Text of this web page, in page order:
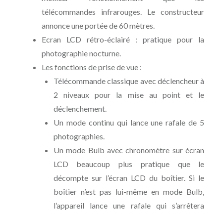
télécommandes infrarouges. Le constructeur
annonce une portée de 60 mètres.
Ecran LCD rétro-éclairé : pratique pour la
photographie nocturne.
Les fonctions de prise de vue :
Télécommande classique avec déclencheur à
2 niveaux pour la mise au point et le
déclenchement.
Un mode continu qui lance une rafale de 5
photographies.
Un mode Bulb avec chronomètre sur écran
LCD beaucoup plus pratique que le
décompte sur l’écran LCD du boîtier. Si le
boîtier n’est pas lui-même en mode Bulb,
l’appareil lance une rafale qui s’arrêtera